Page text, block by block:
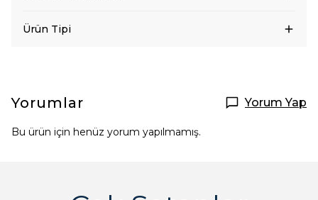
Ürün Tipi
Yorumlar Yorum Yap
Bu ürün için henüz yorum yapılmamış.